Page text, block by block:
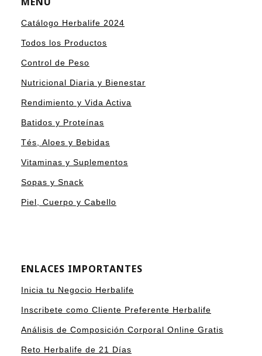
Catálogo Herbalife 2024
Todos los Productos
Control de Peso
Nutricional Diaria y Bienestar
Rendimiento y Vida Activa
Batidos y Proteínas
Tés, Aloes y Bebidas
Vitaminas y Suplementos
Sopas y Snack
Piel, Cuerpo y Cabello
ENLACES IMPORTANTES
Inicia tu Negocio Herbalife
Inscribete como Cliente Preferente Herbalife
Análisis de Composición Corporal Online Gratis
Reto Herbalife de 21 Días